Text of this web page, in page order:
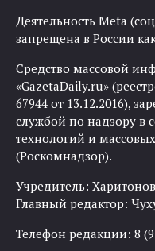
Деятельность Meta
запрещена в России
Средство массовой
«GazetaDaily.ru»
67944 от 13.12.2016),
службой по надзору в
технологий и
(Роскомнадзор).
Учредитель:
Главный редактор:
Телефон редакции: 8